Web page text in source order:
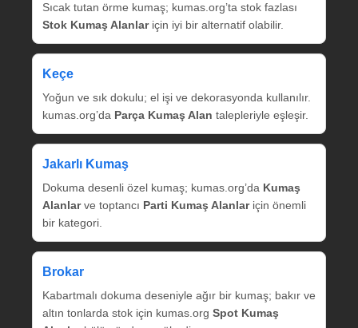
Sıcak tutan örme kumaş; kumas.org’ta stok fazlası
Stok Kumaş Alanlariçin iyi bir alternatif olabilir.
Keçe
Yoğun ve sık dokulu; el işi ve dekorasyonda kullanılır.
kumas.org’da Parça Kumaş Alan talepleriyle eşleşir.
Jakarlı Kumaş
Dokuma desenli özel kumaş; kumas.org’da Kumaş
Alanlarve toptancı Parti Kumaş Alanlariçin önemli
bir kategori.
Brokar
Kabartmalı dokuma deseniyle ağır bir kumaş; bakır ve
altın tonlarda stok için kumas.org Spot Kumaş